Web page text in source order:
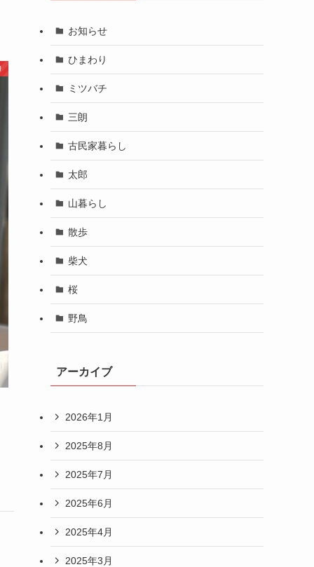
お知らせ
ひまわり
ミツバチ
三朗
古民家暮らし
太郎
山暮らし
散歩
柴犬
桜
野鳥
アーカイブ
2026年1月
2025年8月
2025年7月
2025年6月
2025年4月
2025年3月